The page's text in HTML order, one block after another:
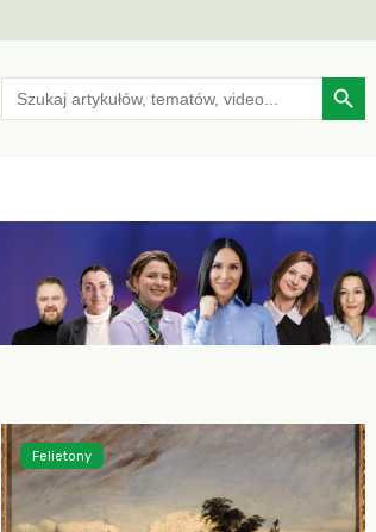
Search
for:
Search Button
Felietony